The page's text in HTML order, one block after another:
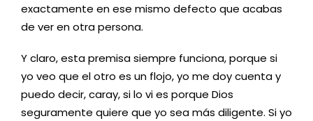
exactamente en ese mismo defecto que acabas
de ver en otra persona.
Y claro, esta premisa siempre funciona, porque si
yo veo que el otro es un flojo, yo me doy cuenta y
puedo decir, caray, si lo vi es porque Dios
seguramente quiere que yo sea más diligente. Si yo